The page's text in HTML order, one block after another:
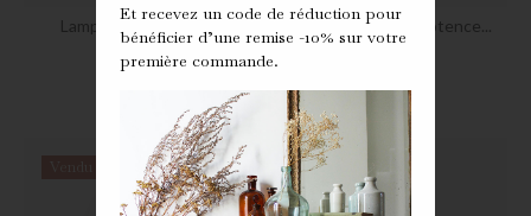
Lampe de table style...
Preis
Lampe de bureau potence...
Et recevez un code de réduction pour
bénéficier d’une remise -10% sur votre
première commande.